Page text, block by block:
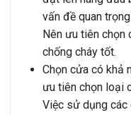
vấn đề quan
Nên ưu tiên chọn
chống cháy tốt.
Chọn cửa có khả
ưu tiên chọn loại
Việc sử dụng các